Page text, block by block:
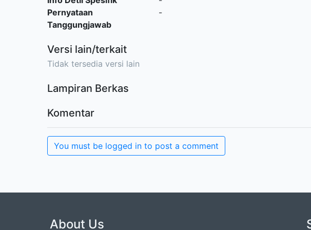
Pernyataan
Tanggungjawab
-
Versi lain/terkait
Tidak tersedia versi lain
Lampiran Berkas
Komentar
You must be logged in to post a comment
About Us